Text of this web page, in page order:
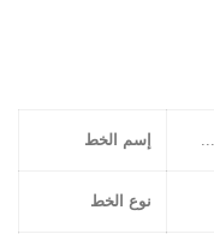
إسم الخط
نوع الخط